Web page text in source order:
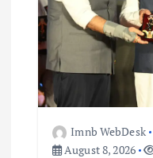
a
t
Imnb WebDesk
August 8, 2026